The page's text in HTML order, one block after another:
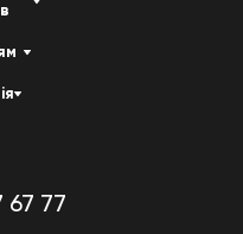
67 77